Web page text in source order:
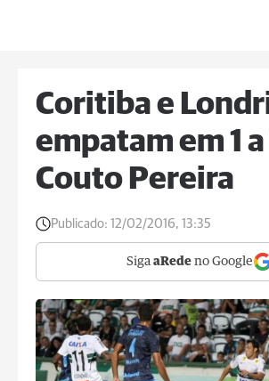
Coritiba e
empatam em 1 a
Couto Pereira
Publicado: 12/02/2016, 13:35
Siga aRede no Google